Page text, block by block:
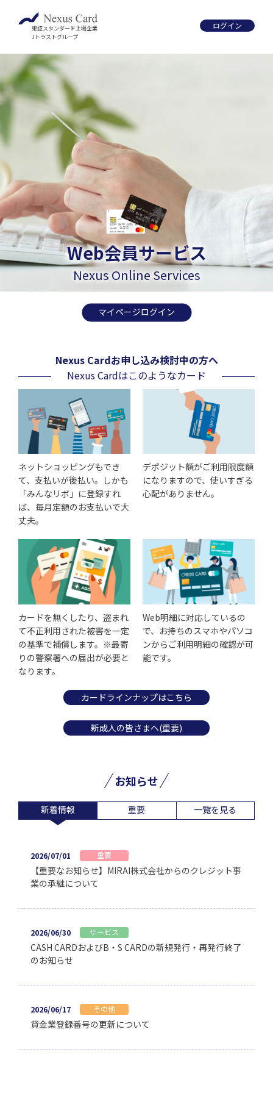
東証スタンダード上場企業
Jトラストグループ
ログイン
Nexus Card
デポジットタイプ
お申し込みはこちら
Nexus Global Card
Exclusively for foreign residents
Web会員サービス
Nexus Online Services
マイページログイン
ETCカード
NC-ETC CARD
Nexus Cardお申し込み検討中の方へ
Nexus Cardはこのようなカード
ネットショッピングもでき
て、支払いが後払い。しかも
「みんなリボ」に登録すれ
ば、毎月定額のお支払いで大
丈夫。
デポジット額がご利用限度額
になりますので、使いすぎる
心配がありません。
カードを無くしたり、盗まれ
て不正利用された被害を一定
の基準で補償します。※最寄
りの警察署への届出が必要と
なります。
Web明細に対応しているの
で、お持ちのスマホやパソコ
ンからご利用明細の確認が可
能です。
カードラインナップはこちら
新成人の皆さまへ(重要)
お知らせ
新着情報 重要 一覧を見る
2026/07/01 重要
【重要なお知らせ】MIRAI株式会社からのクレジット事
業の承継について
2026/06/30 サービス
CASH CARDおよびB・S CARDの新規発行・再発行終了
のお知らせ
2026/06/17 その他
貸金業登録番号の更新について